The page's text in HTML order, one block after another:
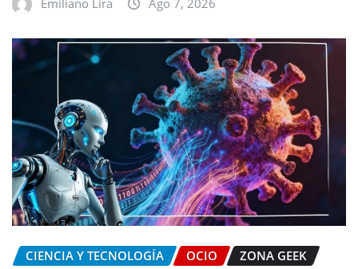
Emiliano Lira Ago 7, 2026
CIENCIA Y TECNOLOGÍA OCIO ZONA GEEK